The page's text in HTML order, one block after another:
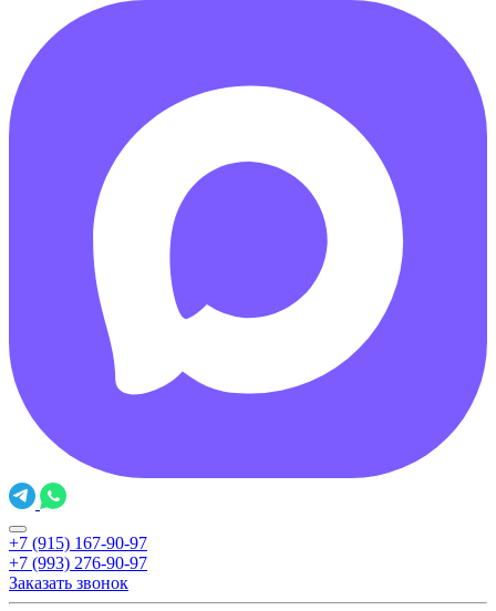
+7 (915) 167-90-97
+7 (993) 276-90-97
Заказать звонок